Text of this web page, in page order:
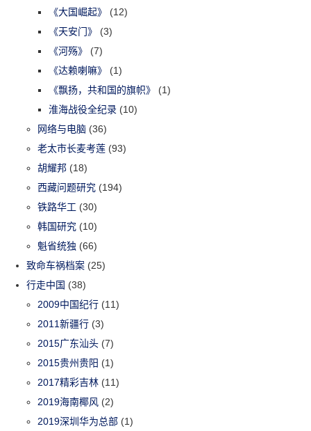
《大国崛起》
(12)
《天安门》
(3)
《河殇》
(7)
《达赖喇嘛》
(1)
《飘扬，共和国的旗帜》
(1)
淮海战役全纪录 (10)
网络与电脑 (36)
老太市长麦考莲 (93)
胡耀邦 (18)
西藏问题研究 (194)
铁路华工 (30)
韩国研究 (10)
魁省统独 (66)
致命车祸档案 (25)
行走中国 (38)
2009中国纪行 (11)
2011新疆行 (3)
2015广东汕头 (7)
2015贵州贵阳 (1)
2017精彩吉林 (11)
2019海南椰风 (2)
2019深圳华为总部 (1)